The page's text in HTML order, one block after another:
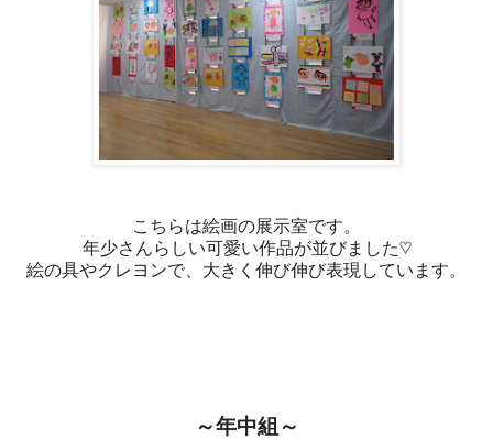
こちらは絵画の展示室です。
年少さんらしい可愛い作品が並びました♡
絵の具やクレヨンで、大きく伸び伸び表現しています。
～年中組～